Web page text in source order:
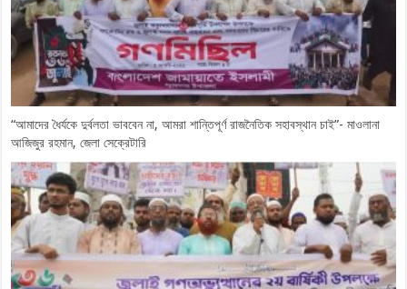
“আমাদের ধৈর্যকে দুর্বলতা ভাববেন না, আমরা শান্তিপূর্ণ রাজনৈতিক সহাবস্থান চাই”- মাওলানা
আজিজুর রহমান, জেলা সেক্রেটারি